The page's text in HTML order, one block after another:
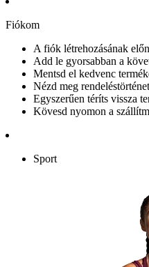
Fiókom
A fiók létrehozásának
Add le gyorsabban a
Mentsd el kedvenc
Nézd meg
Egyszerűen téríts vissza
Kövesd nyomon a
Sport